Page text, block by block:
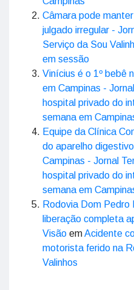
Câmara pode
julgado irregular -
Serviço da Sou
em sessão
Vinícius é o 1º bebê
em Campinas -
hospital privado do
semana em
Equipe da Clínica
do aparelho
Campinas - Jornal
hospital privado do
semana em
Rodovia Dom Pedro
liberação completa
Visão emAcidente
motorista ferido na
Valinhos